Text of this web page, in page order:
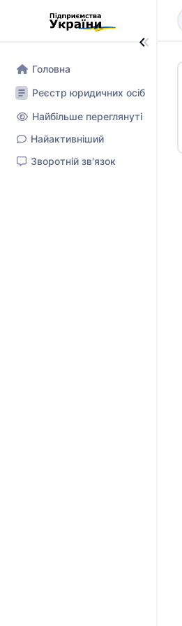
Головна
Реєстр юридичних осіб
Найбільше переглянуті
Найактивніший
Зворотній зв'язок